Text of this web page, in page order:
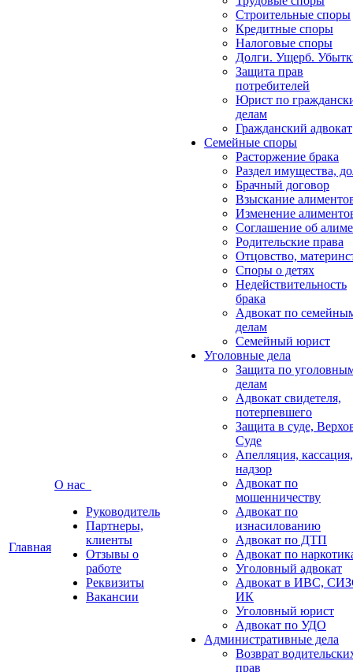
Главная
О нас
Руководитель
Партнеры,
клиенты
Отзывы о
работе
Реквизиты
Вакансии
Строительные споры
Кредитные споры
Налоговые споры
Долги. Ущерб.
Защита прав
потребителей
Юрист по
делам
Гражданский адвокат
Семейные споры
Расторжение брака
Раздел имущества,
Брачный договор
Взыскание
Изменение
Соглашение об
Родительские права
Отцовство,
Споры о детях
Недействительность
брака
Адвокат по
делам
Семейный юрист
Уголовные дела
Защита по
делам
Адвокат свидетеля,
потерпевшего
Защита в суде,
Суде
Апелляция, кассация,
надзор
Адвокат по
мошенничеству
Адвокат по
изнасилованию
Адвокат по ДТП
Адвокат по
Уголовный адвокат
Адвокат в ИВС,
ИК
Уголовный юрист
Адвокат по УДО
Административные дела
Возврат
прав